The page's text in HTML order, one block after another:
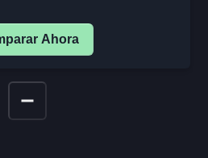
Ahora